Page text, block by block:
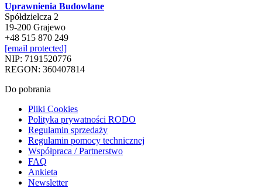
Uprawnienia Budowlane
Spółdzielcza 2
19-200 Grajewo
+48 515 870 249
[email protected]
NIP: 7191520776
REGON: 360407814
Do pobrania
Pliki Cookies
Polityka prywatności RODO
Regulamin sprzedaży
Regulamin pomocy technicznej
Współpraca / Partnerstwo
FAQ
Ankieta
Newsletter